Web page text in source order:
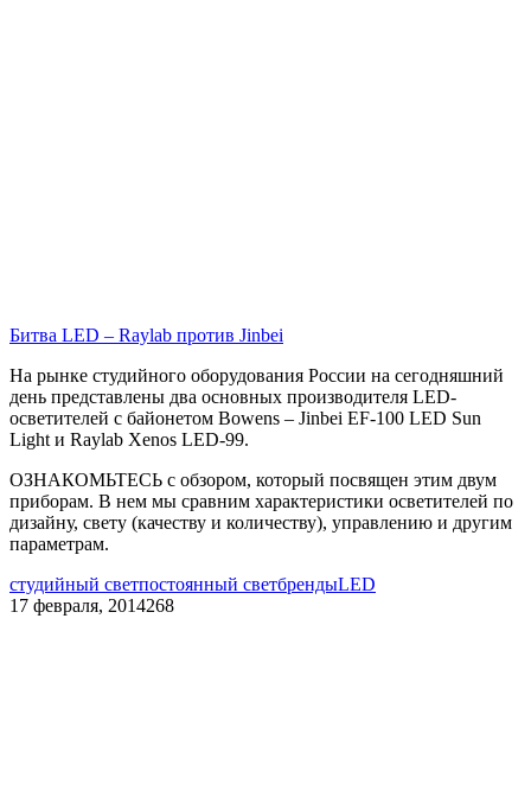
Битва LED – Raylab против Jinbei
На рынке студийного оборудования России на сегодняшний
день представлены два основных производителя LED-
осветителей с байонетом Bowens – Jinbei EF-100 LED Sun
Light и Raylab Xenos LED-99.
ОЗНАКОМЬТЕСЬ с обзором, который посвящен этим двум
приборам. В нем мы сравним характеристики осветителей по
дизайну, свету (качеству и количеству), управлению и другим
параметрам.
студийный светпостоянный светбрендыLED
17 февраля, 2014268